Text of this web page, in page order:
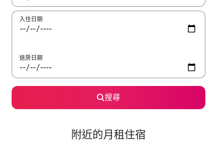
入住日期
退房日期
搜尋
附近的月租住宿